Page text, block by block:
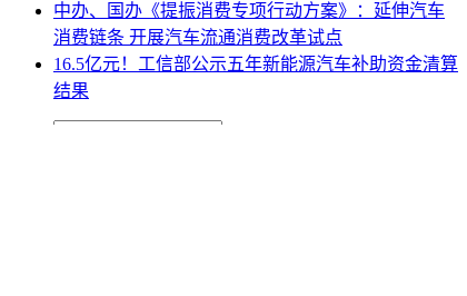
中办、国办《提振消费专项行动方案》：延伸汽车
消费链条 开展汽车流通消费改革试点
16.5亿元！工信部公示五年新能源汽车补助资金清算
结果